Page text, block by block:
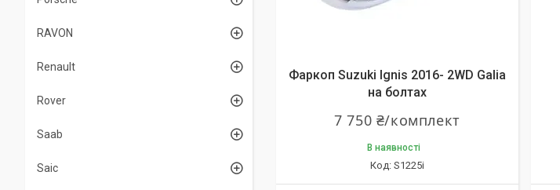
Фаркоп Suzuki Ignis 2016- 2WD Galia
на болтах
7 750 ₴/комплект
В наявності
S1225i
RAVON
Renault
Rover
Saab
Saic